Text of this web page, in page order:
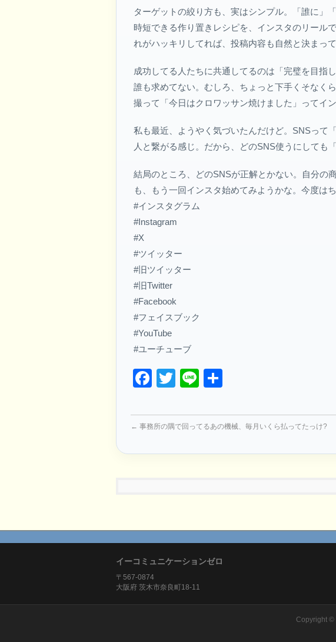
ターゲットの絞り方も、実はシンプル。「誰に」
時短できる作り置きレシピを、インスタのリール
れがハッキリしてれば、投稿内容も自然と決まって
成功してる人たちに共通してるのは「完璧を目指
誰も求めてない。むしろ、ちょっと下手くそなく
撮って「今日はクロワッサン焼けました」ってイ
私も最近、ようやく気づいたんだけど。SNSって
人と繋がる感じ。だから、どのSNS使うにしても
結局のところ、どのSNSが正解とかない。自分の
も、もう一回インスタ始めてみようかな。今度はち
#インスタグラム
#Instagram
#X
#ツイッター
#旧ツイッター
#旧Twitter
#Facebook
#フェイスブック
#YouTube
#ユーチューブ
Facebook
Twitter
Line
← 事務所の隅で回ってるあの機械、毎月いくら払ってたっけ?
イーコミュニケーションゼロ
〒567-0874
大阪府 茨木市奈良町18-11
Copyright ©